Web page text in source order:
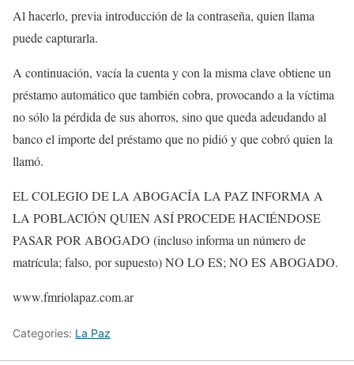
Al hacerlo, previa introducción de la contraseña, quien llama
puede capturarla.
A continuación, vacía la cuenta y con la misma clave obtiene un
préstamo automático que también cobra, provocando a la víctima
no sólo la pérdida de sus ahorros, sino que queda adeudando al
banco el importe del préstamo que no pidió y que cobró quien la
llamó.
EL COLEGIO DE LA ABOGACÍA LA PAZ INFORMA A
LA POBLACIÓN QUIEN ASÍ PROCEDE HACIÉNDOSE
PASAR POR ABOGADO (incluso informa un número de
matrícula; falso, por supuesto) NO LO ES; NO ES ABOGADO.
www.fmriolapaz.com.ar
Categories: La Paz